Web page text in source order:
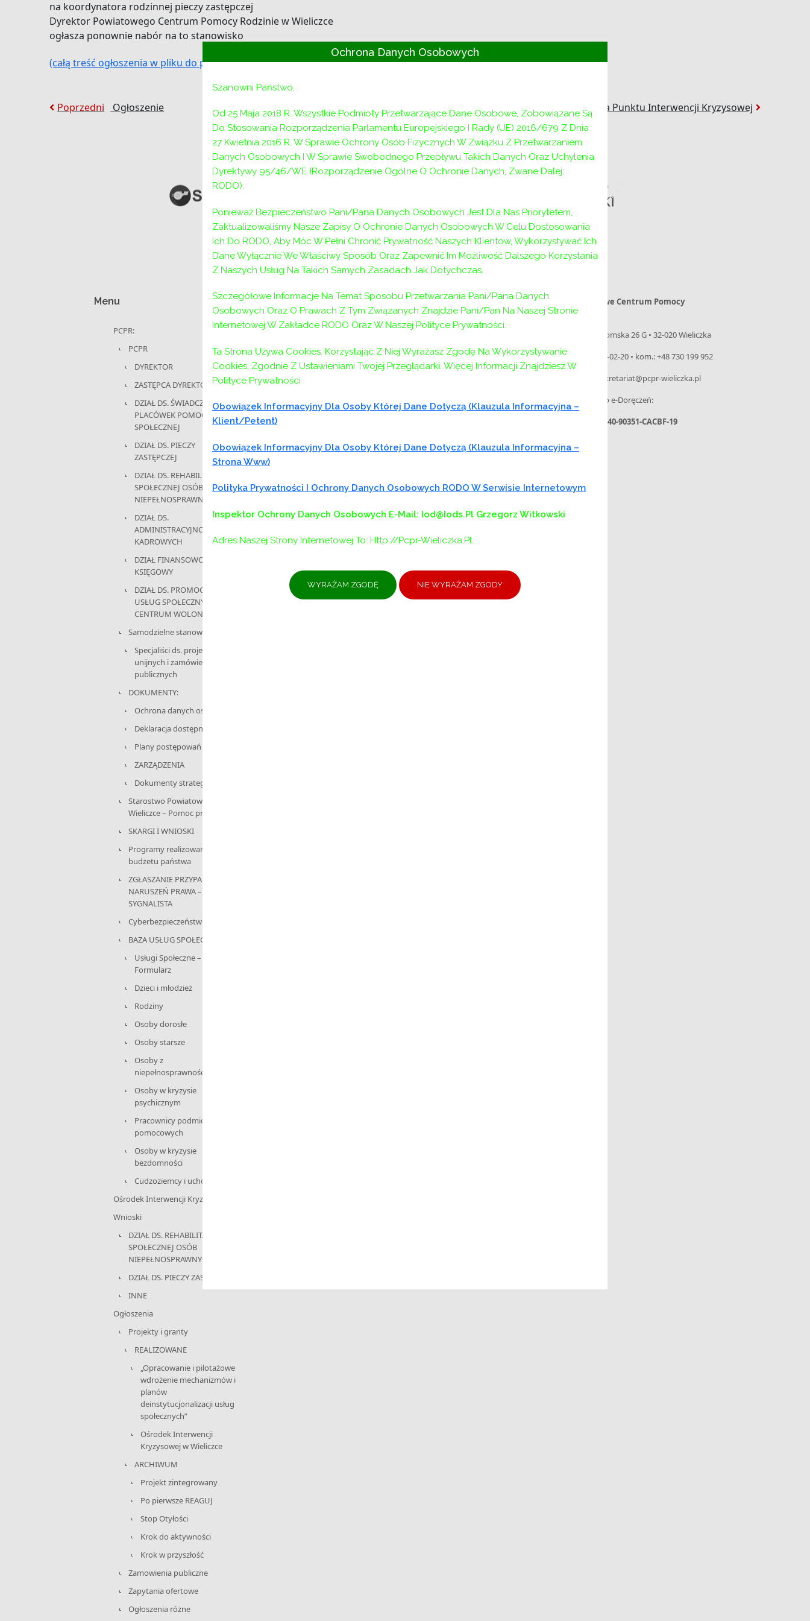
Ochrona Danych Osobowych
Szanowni Państwo,
Od 25 Maja 2018 R. Wszystkie Podmioty Przetwarzające Dane Osobowe, Zobowiązane Są
Do Stosowania Rozporządzenia Parlamentu Europejskiego I Rady (UE) 2016/679 Z Dnia
27 Kwietnia 2016 R. W Sprawie Ochrony Osób Fizycznych W Związku Z Przetwarzaniem
Danych Osobowych I W Sprawie Swobodnego Przepływu Takich Danych Oraz Uchylenia
Dyrektywy 95/46/WE (Rozporządzenie Ogólne O Ochronie Danych, Zwane Dalej:
RODO).
Ponieważ Bezpieczeństwo Pani/Pana Danych Osobowych Jest Dla Nas Priorytetem,
Zaktualizowaliśmy Nasze Zapisy O Ochronie Danych Osobowych W Celu Dostosowania
Ich Do RODO, Aby Móc W Pełni Chronić Prywatność Naszych Klientów, Wykorzystywać Ich
Dane Wyłącznie We Właściwy Sposób Oraz Zapewnić Im Możliwość Dalszego Korzystania
Z Naszych Usług Na Takich Samych Zasadach Jak Dotychczas.
Szczegółowe Informacje Na Temat Sposobu Przetwarzania Pani/Pana Danych
Osobowych Oraz O Prawach Z Tym Związanych Znajdzie Pani/Pan Na Naszej Stronie
Internetowej W Zakładce RODO Oraz W Naszej Polityce Prywatności.
Ta Strona Używa Cookies. Korzystając Z Niej Wyrażasz Zgodę Na Wykorzystywanie
Cookies, Zgodnie Z Ustawieniami Twojej Przeglądarki. Więcej Informacji Znajdziesz W
Polityce Prywatności
Obowiązek Informacyjny Dla Osoby Której Dane Dotyczą (klauzula Informacyjna –
Klient/petent)
Obowiązek Informacyjny Dla Osoby Której Dane Dotyczą (klauzula Informacyjna –
Strona Www)
Polityka Prywatności I Ochrony Danych Osobowych RODO W Serwisie Internetowym
Inspektor Ochrony Danych Osobowych E-Mail: Iod@iods.pl Grzegorz Witkowski
Adres Naszej Strony Internetowej To: Http://pcpr-Wieliczka.pl.
na koordynatora rodzinnej pieczy zastępczej
Dyrektor Powiatowego Centrum Pomocy Rodzinie w Wieliczce
ogłasza ponownie nabór na to stanowisko
(całą treść ogłoszenia w pliku do pobrania)
Nawigacja
Poprzedni Poprzedni:
Ogłoszenie Następny Następny:
Nabór na stanowisko: Kierownika Punktu Interwencji Kryzysowej
Menu
PCPR:
PCPR
DYREKTOR
ZASTĘPCA DYREKTORA
DZIAŁ DS. ŚWIADCZEŃ I
PLACÓWEK POMOCY
SPOŁECZNEJ
DZIAŁ DS. PIECZY
ZASTĘPCZEJ
DZIAŁ DS. REHABILITACJI
SPOŁECZNEJ OSÓB
NIEPEŁNOSPRAWNYCH
DZIAŁ DS.
ADMINISTRACYJNO-
KADROWYCH
DZIAŁ FINANSOWO-
KSIĘGOWY
DZIAŁ DS. PROMOCJI,
USŁUG SPOŁECZNYCH I
CENTRUM WOLONTARIATU
Samodzielne stanowisko:
Specjaliści ds. projektów
unijnych i zamówień
publicznych
DOKUMENTY:
Ochrona danych osobowych
Deklaracja dostępności
Plany postępowań
ZARZĄDZENIA
Dokumenty strategiczne
Starostwo Powiatowe w
Wieliczce – Pomoc prawnika
SKARGI I WNIOSKI
Programy realizowane z
budżetu państwa
ZGŁASZANIE PRZYPADKÓW
NARUSZEŃ PRAWA –
SYGNALISTA
Cyberbezpieczeństwo
BAZA USŁUG SPOŁECZNYCH
Usługi Społeczne –
Formularz
Dzieci i młodzież
Rodziny
Osoby dorosłe
Osoby starsze
Osoby z
niepełnosprawnościami
Osoby w kryzysie
psychicznym
Pracownicy podmiotów
pomocowych
Osoby w kryzysie
bezdomności
Cudzoziemcy i uchodźcy
Ośrodek Interwencji Kryzysowej
Wnioski
DZIAŁ DS. REHABILITACJI
SPOŁECZNEJ OSÓB
NIEPEŁNOSPRAWNYCH
DZIAŁ DS. PIECZY ZASTĘPCZEJ
INNE
Ogłoszenia
Projekty i granty
REALIZOWANE
„Opracowanie i pilotażowe
wdrożenie mechanizmów i
planów
deinstytucjonalizacji usług
społecznych”
Ośrodek Interwencji
Kryzysowej w Wieliczce
ARCHIWUM
Projekt zintegrowany
Po pierwsze REAGUJ
Stop Otyłości
Krok do aktywności
Krok w przyszłość
Zamowienia publiczne
Zapytania ofertowe
Ogłoszenia różne
Powiatowe Centrum Pomocy
Rodzinie
ul. Niepołomska 26 G • 32-020 Wieliczka
tel. 12 288-02-20 • kom.: +48 730 199 952
e-mail: sekretariat@pcpr-wieliczka.pl
– Adres do e-Doręczeń:
AE:PL-31440-90351-CACBF-19